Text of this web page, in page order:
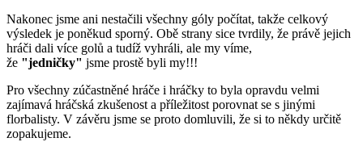
Nakonec jsme ani nestačili všechny góly počítat, takže celkový
výsledek je poněkud sporný. Obě strany sice tvrdily, že právě jejich
hráči dali více golů a tudíž vyhráli, ale my víme,
že "jedničky" jsme prostě byli my!!!
Pro všechny zúčastněné hráče i hráčky to byla opravdu velmi
zajímavá hráčská zkušenost a příležitost porovnat se s jinými
florbalisty. V závěru jsme se proto domluvili, že si to někdy určitě
zopakujeme.